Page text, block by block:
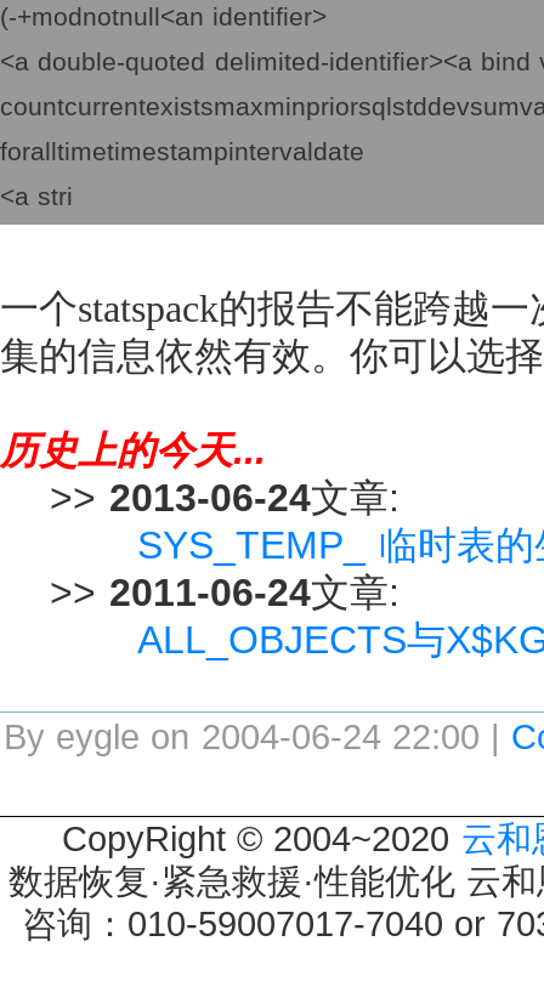
(-+modnotnull<an identifier>
<a double-quoted delimited-identifier><a bind
foralltimetimestampintervaldate
<a stri
一个statspack的报告不能跨越
集的信息依然有效。你可以选
历史上的今天...
>> 2013-06-24文章:
SYS_TEMP_ 临时表
>> 2011-06-24文章:
ALL_OBJECTS与
By eygle on 2004-06-24 22:00 |
CopyRight © 2004~2020 云和
数据恢复·紧急救援·性能优化 云
咨询：010-59007017-7040 or